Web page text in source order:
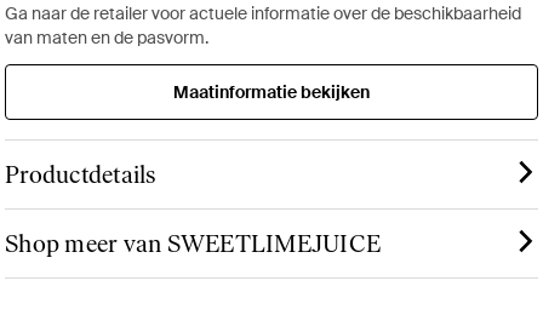
Ga naar de retailer voor actuele informatie over de beschikbaarheid
van maten en de pasvorm.
Maatinformatie bekijken
Productdetails
Shop meer van SWEETLIMEJUICE